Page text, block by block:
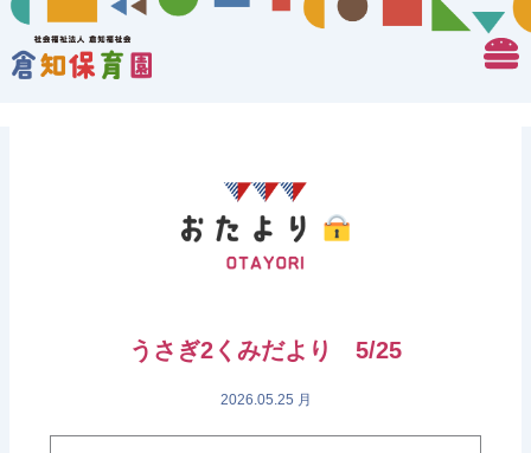
うさぎ2くみだより 5/25
2026.05.25 月